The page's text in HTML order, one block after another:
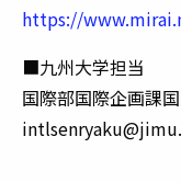
https://
■九州大学担当
国際部国際企画課